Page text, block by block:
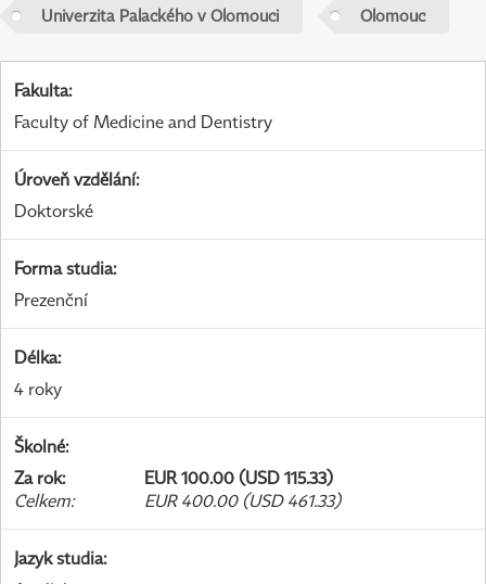
Univerzita Palackého v Olomouci Olomouc
Fakulta:
Faculty of Medicine and Dentistry
Úroveň vzdělání:
Doktorské
Forma studia:
Prezenční
Délka:
4 roky
Školné:
Za rok:
EUR 100.00 (USD 115.33)
Celkem: EUR 400.00 (USD 461.33)
Jazyk studia: